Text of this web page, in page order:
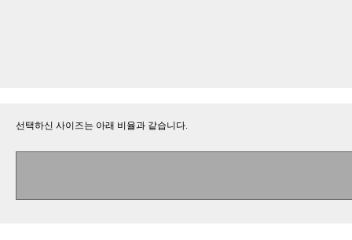
선택하신 사이즈는 아래 비율과 같습니다.